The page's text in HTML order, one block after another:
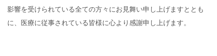
影響を受けられている全ての方々にお見舞い申し上げますととも
に、医療に従事されている皆様に心より感謝申し上げます。